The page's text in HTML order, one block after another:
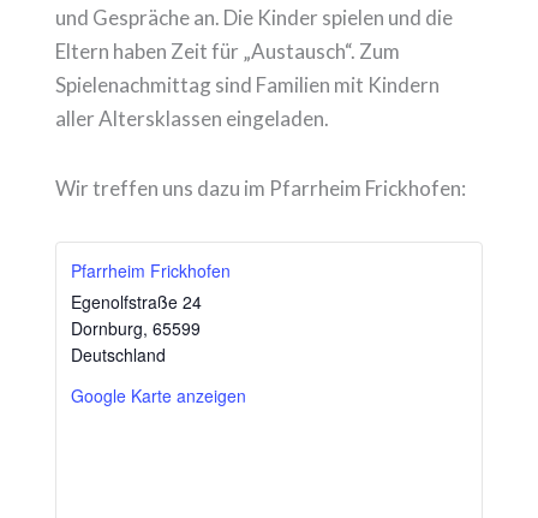
und Gespräche an. Die Kinder spielen und die
Eltern haben Zeit für „Austausch“. Zum
Spielenachmittag sind Familien mit Kindern
aller Altersklassen eingeladen.
Wir treffen uns dazu im Pfarrheim Frickhofen:
Pfarrheim Frickhofen
Egenolfstraße 24
Dornburg, 65599
Deutschland
Google Karte anzeigen